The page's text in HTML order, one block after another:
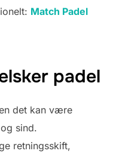
Match Padel
padel
det kan være
sind.
retningsskift,